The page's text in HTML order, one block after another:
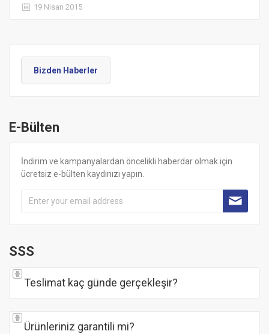
19 Nisan 2015
Bizden Haberler
E-Bülten
İndirim ve kampanyalardan öncelikli haberdar olmak için
ücretsiz e-bülten kaydınızı yapın.
SSS
Teslimat kaç günde gerçekleşir?
Ürünleriniz garantili mi?